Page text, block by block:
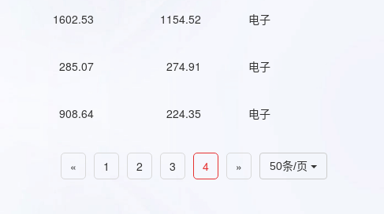
1602.53 1154.52 电子
285.07 274.91 电子
908.64 224.35 电子
50条/页
« 1 2 3 4 »